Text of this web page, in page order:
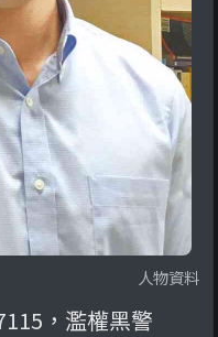
人物資料
，濫權黑警